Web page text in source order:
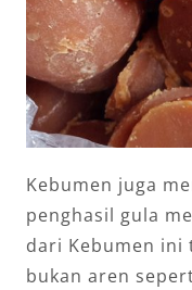
Kebumen juga
penghasil gula
dari Kebumen
bukan aren